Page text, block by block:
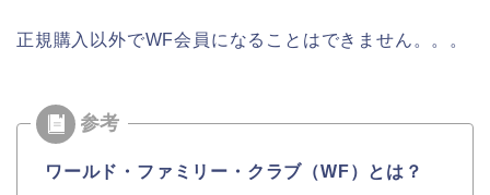
正規購入以外でWF会員になることはできません。。。
ワールド・ファミリー・クラブ（WF）とは？